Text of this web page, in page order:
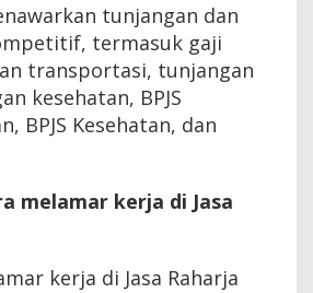
tunjangan dan
termasuk gaji
transportasi, tunjangan
kesehatan, BPJS
BPJS Kesehatan, dan
melamar kerja di Jasa
kerja di Jasa Raharja